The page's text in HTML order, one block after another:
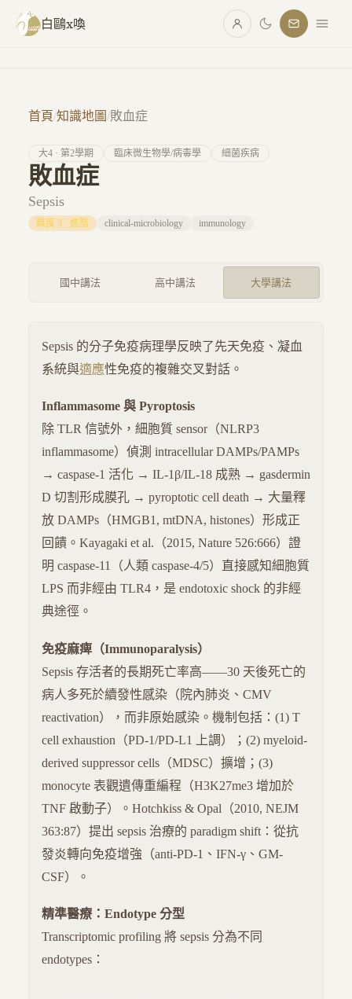
跳至主要內容
白鷗x喚
首頁/知識地圖/敗血症
大4 · 第2學期 臨床微生物學/病毒學 細菌疾病
敗血症
Sepsis
難度 3 · 進階 clinical-microbiology immunology
國中講法 高中講法 大學講法
Sepsis 的分子免疫病理學反映了先天免疫、凝血
系統與適應性免疫的複雜交叉對話。
Inflammasome 與 Pyroptosis
除 TLR 信號外，細胞質 sensor（NLRP3
inflammasome）偵測 intracellular DAMPs/PAMPs
→ caspase-1 活化 → IL-1β/IL-18 成熟 → gasdermin
D 切割形成膜孔 → pyroptotic cell death → 大量釋
放 DAMPs（HMGB1, mtDNA, histones）形成正
回饋。Kayagaki et al.（2015, Nature 526:666）證
明 caspase-11（人類 caspase-4/5）直接感知細胞質
LPS 而非經由 TLR4，是 endotoxic shock 的非經
典途徑。
免疫麻痺（Immunoparalysis）
Sepsis 存活者的長期死亡率高——30 天後死亡的
病人多死於續發性感染（院內肺炎、CMV
reactivation），而非原始感染。機制包括：(1) T
cell exhaustion（PD-1/PD-L1 上調）；(2) myeloid-
derived suppressor cells（MDSC）擴增；(3)
monocyte 表觀遺傳重編程（H3K27me3 增加於
TNF 啟動子）。Hotchkiss & Opal（2010, NEJM
363:87）提出 sepsis 治療的 paradigm shift：從抗
發炎轉向免疫增強（anti-PD-1、IFN-γ、GM-
CSF）。
精準醫療：Endotype 分型
Transcriptomic profiling 將 sepsis 分為不同
endotypes：